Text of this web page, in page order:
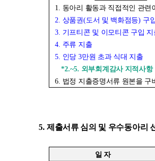
1. 동아리 활동과 직접적인 관련
2. 상품권(도서 및 백화점등) 구
3. 기프티콘 및 이모티콘 구입 지
4. 주류 지출
5. 인당 3만원 초과 식대 지출
*2.~5. 외부회계감사 지적사항
6. 법정 지출증명서류 원본을 구
5. 제출서류 심의 및 우수동아리
일 자